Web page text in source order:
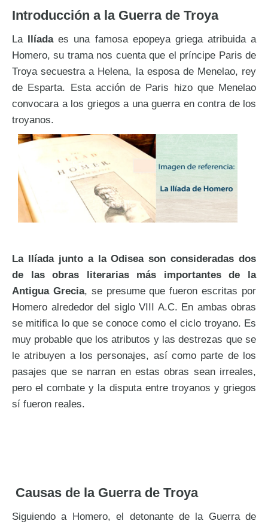
Introducción a la Guerra de Troya
La Ilíadaes una famosa epopeya griega atribuida a
Homero, su trama nos cuenta que el príncipe Paris de
Troya secuestra a Helena, la esposa de Menelao, rey
de Esparta. Esta acción de Paris hizo que Menelao
convocara a los griegos a una guerra en contra de los
troyanos.
La Ilíada junto a la Odisea son consideradas dos
de las obras literarias más importantes de la
Antigua Grecia, se presume que fueron escritas por
Homero alrededor del siglo VIII A.C. En ambas obras
se mitifica lo que se conoce como el ciclo troyano. Es
muy probable que los atributos y las destrezas que se
le atribuyen a los personajes, así como parte de los
pasajes que se narran en estas obras sean irreales,
pero el combate y la disputa entre troyanos y griegos
sí fueron reales.
Causas de la Guerra de Troya
Siguiendo a Homero, el detonante de la Guerra de